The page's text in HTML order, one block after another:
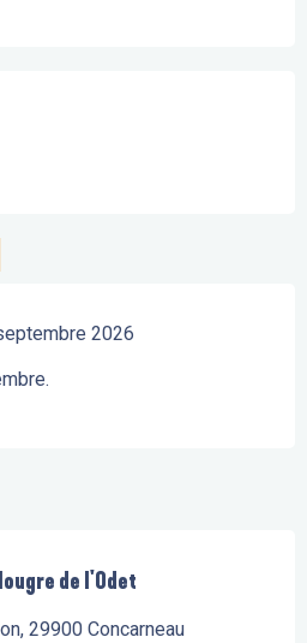
2026
de l'Odet
29900 Concarneau